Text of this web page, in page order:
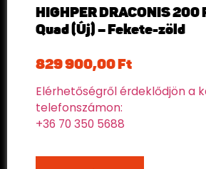
HIGHPER DRACONIS
Quad (Új) – Fekete-zöld
829 900,00 Ft
Elérhetőségről érdeklődjön a
telefonszámon:
+36 70 350 5688